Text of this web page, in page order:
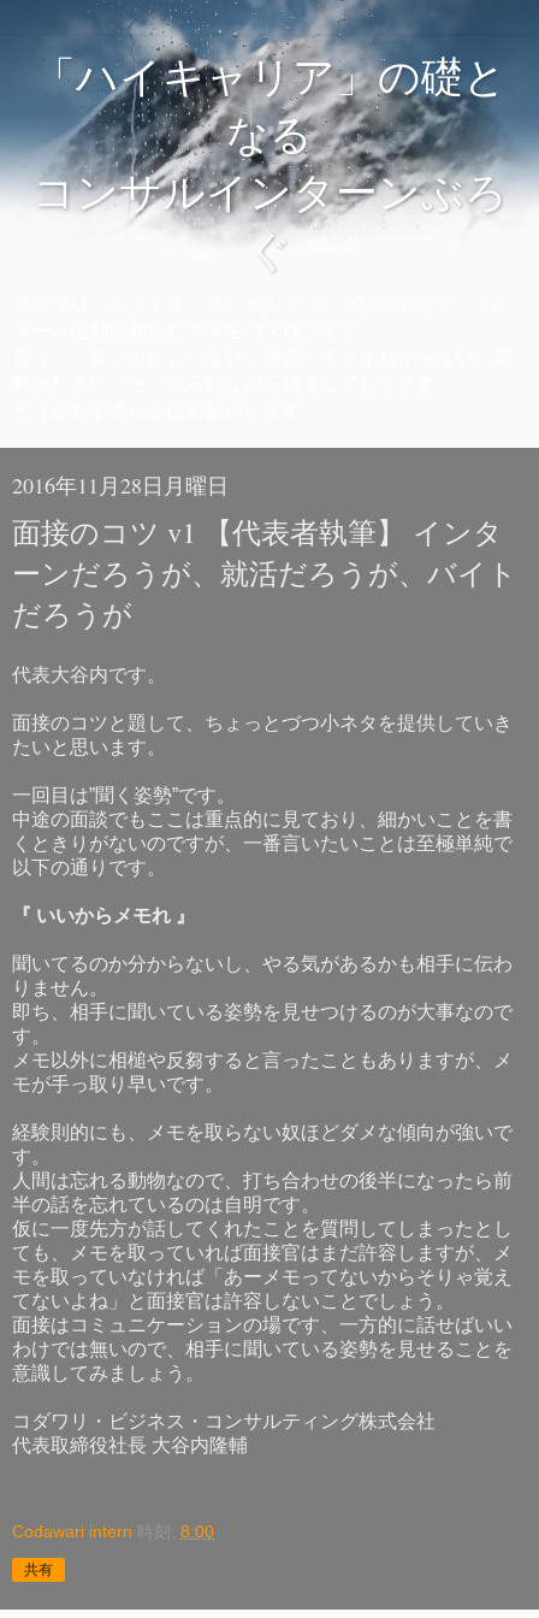
「ハイキャリア」の礎と
なる
コンサルインターンぶろ
ぐ
2016年11月28日月曜日
面接のコツ v1 【代表者執筆】 インタ
ーンだろうが、就活だろうが、バイト
だろうが
代表大谷内です。
面接のコツと題して、ちょっとづつ小ネタを提供していき
たいと思います。
一回目は”聞く姿勢”です。
中途の面談でもここは重点的に見ており、細かいことを書
くときりがないのですが、一番言いたいことは至極単純で
以下の通りです。
『 いいからメモれ 』
聞いてるのか分からないし、やる気があるかも相手に伝わ
りません。
即ち、相手に聞いている姿勢を見せつけるのが大事なので
す。
メモ以外に相槌や反芻すると言ったこともありますが、メ
モが手っ取り早いです。
経験則的にも、メモを取らない奴ほどダメな傾向が強いで
す。
人間は忘れる動物なので、打ち合わせの後半になったら前
半の話を忘れているのは自明です。
仮に一度先方が話してくれたことを質問してしまったとし
ても、メモを取っていれば面接官はまだ許容しますが、メ
モを取っていなければ「あーメモってないからそりゃ覚え
てないよね」と面接官は許容しないことでしょう。
面接はコミュニケーションの場です、一方的に話せばいい
わけでは無いので、相手に聞いている姿勢を見せることを
意識してみましょう。
コダワリ・ビジネス・コンサルティング株式会社
代表取締役社長 大谷内隆輔
Codawari intern 時刻: 8:00
共有